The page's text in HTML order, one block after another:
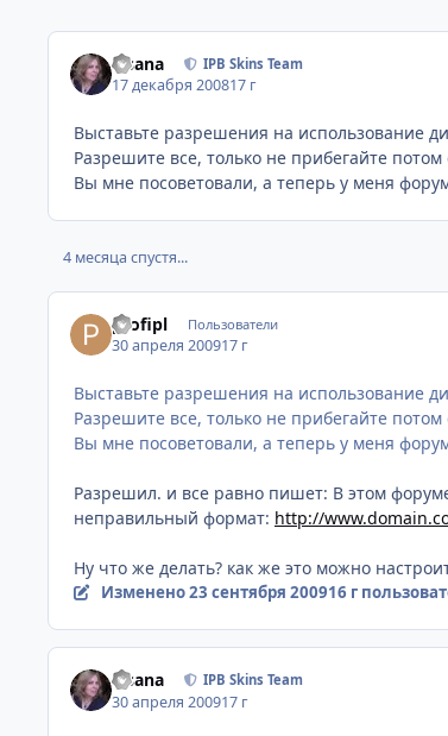
Fisana IPB Skins Team
17 декабря 200817 г
Выставьте разрешения на использование
Разрешите все, только не прибегайте потом
Вы мне посоветовали, а теперь у меня
4 месяца спустя...
profipl Пользователи
30 апреля 200917 г
Выставьте разрешения на использование
Разрешите все, только не прибегайте потом
Вы мне посоветовали, а теперь у меня
Разрешил. и все равно пишет: В этом
неправильный формат: http://
Ну что же делать? как же это можно
Изменено23 сентября 200916 г
Fisana IPB Skins Team
30 апреля 200917 г